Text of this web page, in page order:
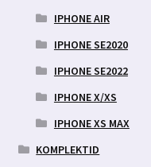
IPHONE AIR
IPHONE SE2020
IPHONE SE2022
IPHONE X/XS
IPHONE XS MAX
KOMPLEKTID